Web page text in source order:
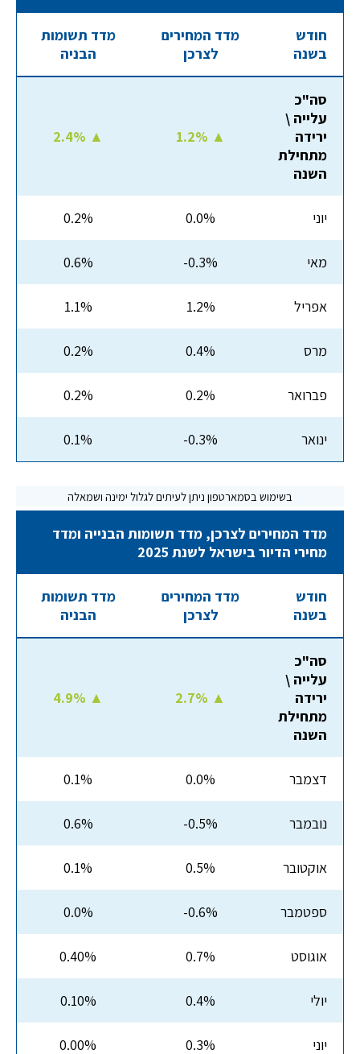
חודש
בשנה
מדד המחירים
לצרכן
מדד תשומות
הבניה
סה"כ
עלייה \
ירידה
מתחילת
השנה
1.2% ▲
2.4% ▲
יוני 0.0%
0.2%
מאי -0.3%
0.6%
אפריל 1.2%
1.1%
מרס 0.4%
0.2%
פברואר 0.2%
0.2%
ינואר -0.3%
0.1%
מדד המחירים לצרכן, מדד תשומות הבנייה ומדד
מחירי הדיור בישראל לשנת 2025
חודש
בשנה
מדד המחירים
לצרכן
מדד תשומות
הבניה
סה"כ
עלייה \
ירידה
מתחילת
השנה
2.7% ▲
4.9% ▲
דצמבר 0.0%
0.1%
נובמבר -0.5%
0.6%
אוקטובר 0.5%
0.1%
ספטמבר -0.6%
0.0%
אוגוסט 0.7%
0.40%
יולי 0.4%
0.10%
יוני 0.3%
0.00%